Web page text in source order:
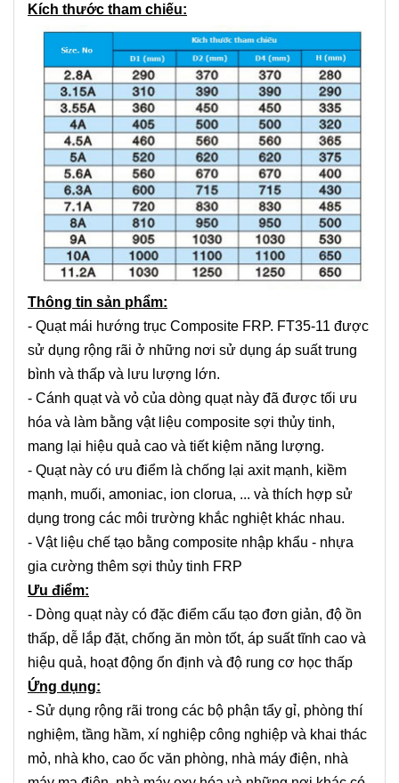
Kích thước tham chiếu:
Thông tin sản phẩm:
- Quạt mái hướng trục Composite FRP. FT35-11 được
sử dụng rộng rãi ở những nơi sử dụng áp suất trung
bình và thấp và lưu lượng lớn.
- Cánh quạt và vỏ của dòng quạt này đã được tối ưu
hóa và làm bằng vật liệu composite sợi thủy tinh,
mang lại hiệu quả cao và tiết kiệm năng lượng.
- Quạt này có ưu điểm là chống lại axit mạnh, kiềm
mạnh, muối, amoniac, ion clorua, ... và thích hợp sử
dụng trong các môi trường khắc nghiệt khác nhau.
- Vật liệu chế tạo bằng composite nhập khẩu - nhựa
gia cường thêm sợi thủy tinh FRP
Ưu điểm:
- Dòng quạt này có đặc điểm cấu tạo đơn giản, độ ồn
thấp, dễ lắp đặt, chống ăn mòn tốt, áp suất tĩnh cao và
hiệu quả, hoạt động ổn định và độ rung cơ học thấp
Ứng dụng:
- Sử dụng rộng rãi trong các bộ phận tẩy gỉ, phòng thí
nghiệm, tầng hầm, xí nghiệp công nghiệp và khai thác
mỏ, nhà kho, cao ốc văn phòng, nhà máy điện, nhà